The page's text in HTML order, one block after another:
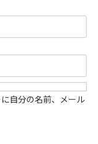
自分の名前、メール